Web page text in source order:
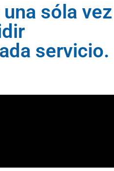
sóla vez
servicio.